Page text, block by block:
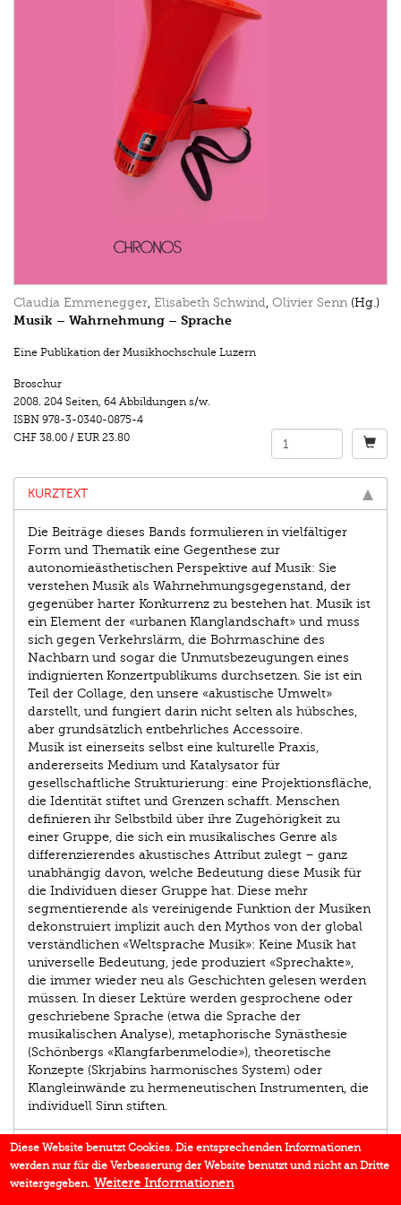
Claudia Emmenegger, Elisabeth Schwind, Olivier Senn (Hg.)
Musik – Wahrnehmung – Sprache
Eine Publikation der Musikhochschule Luzern
Broschur
2008. 204 Seiten, 64 Abbildungen s/w.
ISBN 978-3-0340-0875-4
CHF 38.00 / EUR 23.80
KURZTEXT
Die Beiträge dieses Bands formulieren in vielfältiger
Form und Thematik eine Gegenthese zur
autonomieästhetischen Perspektive auf Musik: Sie
verstehen Musik als Wahrnehmungsgegenstand, der
gegenüber harter Konkurrenz zu bestehen hat. Musik ist
ein Element der «urbanen Klanglandschaft» und muss
sich gegen Verkehrslärm, die Bohrmaschine des
Nachbarn und sogar die Unmutsbezeugungen eines
indignierten Konzertpublikums durchsetzen. Sie ist ein
Teil der Collage, den unsere «akustische Umwelt»
darstellt, und fungiert darin nicht selten als hübsches,
aber grundsätzlich entbehrliches Accessoire.
Musik ist einerseits selbst eine kulturelle Praxis,
andererseits Medium und Katalysator für
gesellschaftliche Strukturierung: eine Projektionsfläche,
die Identität stiftet und Grenzen schafft. Menschen
definieren ihr Selbstbild über ihre Zugehörigkeit zu
einer Gruppe, die sich ein musikalisches Genre als
differenzierendes akustisches Attribut zulegt – ganz
unabhängig davon, welche Bedeutung diese Musik für
die Individuen dieser Gruppe hat. Diese mehr
segmentierende als vereinigende Funktion der Musiken
dekonstruiert implizit auch den Mythos von der global
verständlichen «Weltsprache Musik»: Keine Musik hat
universelle Bedeutung, jede produziert «Sprechakte»,
die immer wieder neu als Geschichten gelesen werden
müssen. In dieser Lektüre werden gesprochene oder
geschriebene Sprache (etwa die Sprache der
musikalischen Analyse), metaphorische Synästhesie
(Schönbergs «Klangfarbenmelodie»), theoretische
Konzepte (Skrjabins harmonisches System) oder
Klangleinwände zu hermeneutischen Instrumenten, die
individuell Sinn stiften.
AUTOR/IN
EINBLICK
Diese Website benutzt Cookies. Die entsprechenden Informationen
werden nur für die Verbesserung der Website benutzt und nicht an Dritte
weitergegeben. Weitere Informationen